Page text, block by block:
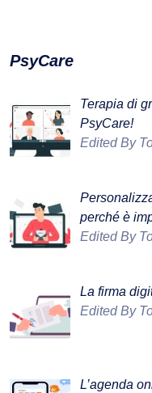
PsyCare
Terapia di
PsyCare!
Edited By
perché è
Edited By
La firma
Edited By
L’agenda